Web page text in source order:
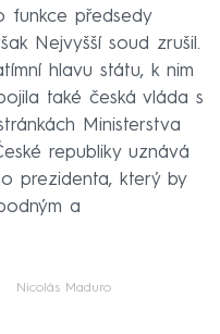
funkce předsedy
Nejvyšší soud zrušil.
hlavu státu, k nim
také česká vláda s
Ministerstva
republiky uznává
prezidenta, který by
a
Nicolás Maduro